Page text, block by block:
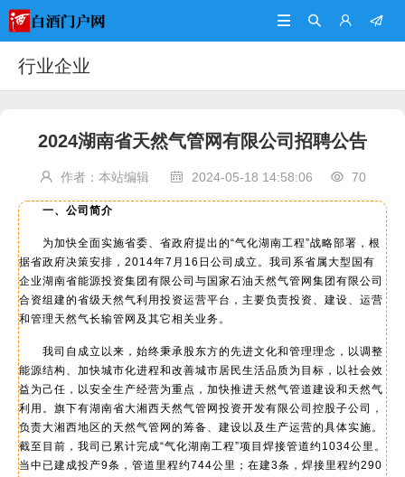




行业企业
2024湖南省天然气管网有限公司招聘公告
 作者：本站编辑  2024-05-18 14:58:06  70
一、公司简介
为加快全面实施省委、省政府提出的“气化湖南工程”战略部署，根
据省政府决策安排，2014年7月16日公司成立。我司系省属大型国有
企业湖南省能源投资集团有限公司与国家石油天然气管网集团有限公司
合资组建的省级天然气利用投资运营平台，主要负责投资、建设、运营
和管理天然气长输管网及其它相关业务。
我司自成立以来，始终秉承股东方的先进文化和管理理念，以调整
能源结构、加快城市化进程和改善城市居民生活品质为目标，以社会效
益为己任，以安全生产经营为重点，加快推进天然气管道建设和天然气
利用。旗下有湖南省大湘西天然气管网投资开发有限公司控股子公司，
负责大湘西地区的天然气管网的筹备、建设以及生产运营的具体实施。
截至目前，我司已累计完成“气化湖南工程”项目焊接管道约1034公里。
当中已建成投产9条，管道里程约744公里；在建3条，焊接里程约290